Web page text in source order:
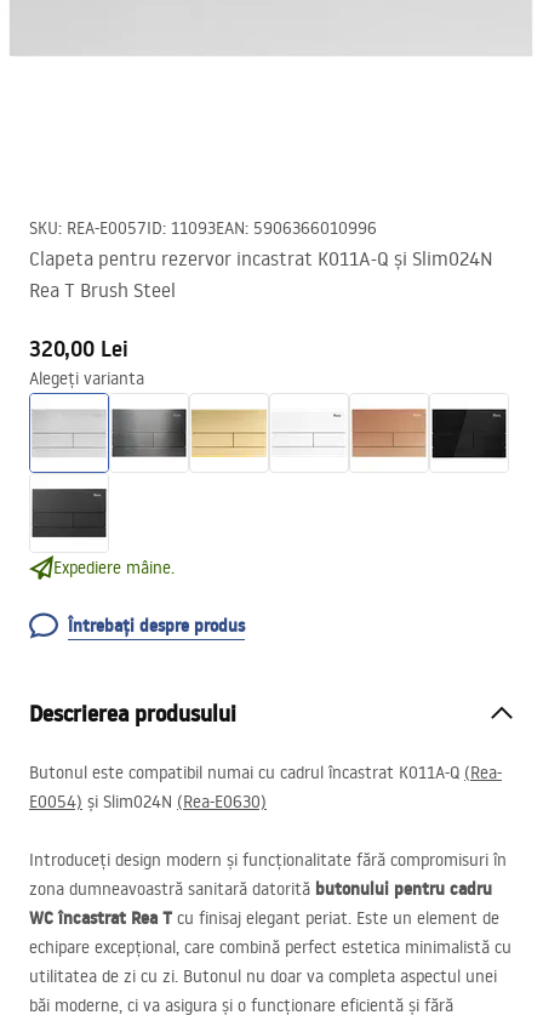
SKU: REA-E0057ID: 11093EAN: 5906366010996
Clapeta pentru rezervor incastrat K011A-Q și Slim024N
Rea T Brush Steel
320,00 Lei
Alegeți varianta
Expediere mâine.
Întrebați despre produs
Descrierea produsului
Butonul este compatibil numai cu cadrul încastrat K011A-Q (Rea-
E0054) și Slim024N (Rea-E0630)
Introduceți design modern și funcționalitate fără compromisuri în
zona dumneavoastră sanitară datorită butonului pentru cadru
WC încastrat Rea T cu finisaj elegant periat. Este un element de
echipare excepțional, care combină perfect estetica minimalistă cu
utilitatea de zi cu zi. Butonul nu doar va completa aspectul unei
băi moderne, ci va asigura și o funcționare eficientă și fără